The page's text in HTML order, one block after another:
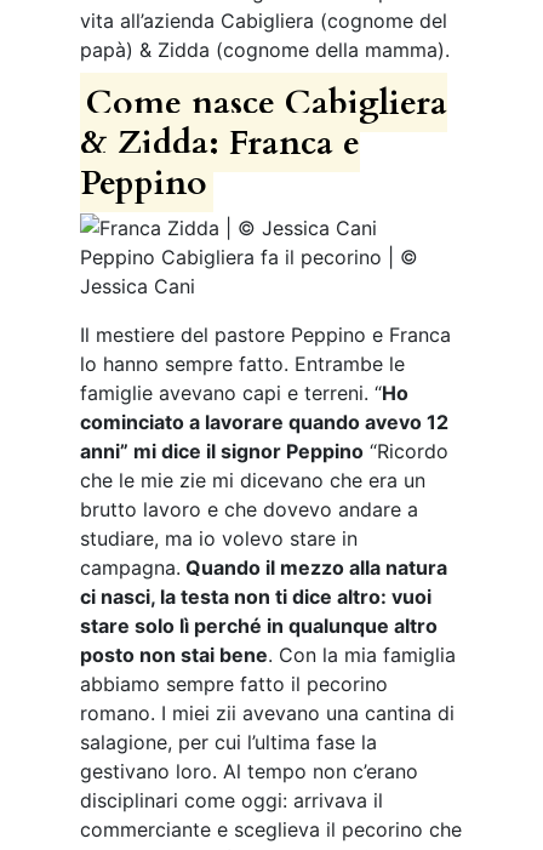
vita all’azienda Cabigliera (cognome del
papà) & Zidda (cognome della mamma).
Come nasce Cabigliera
& Zidda: Franca e
Peppino
Peppino Cabigliera fa il pecorino | ©
Jessica Cani
Il mestiere del pastore Peppino e Franca
lo hanno sempre fatto. Entrambe le
famiglie avevano capi e terreni. “Ho
cominciato a lavorare quando avevo 12
anni” mi dice il signor Peppino“Ricordo
che le mie zie mi dicevano che era un
brutto lavoro e che dovevo andare a
studiare, ma io volevo stare in
campagna. Quando il mezzo alla natura
ci nasci, la testa non ti dice altro: vuoi
stare solo lì perché in qualunque altro
posto non stai bene. Con la mia famiglia
abbiamo sempre fatto il pecorino
romano. I miei zii avevano una cantina di
salagione, per cui l’ultima fase la
gestivano loro. Al tempo non c’erano
disciplinari come oggi: arrivava il
commerciante e sceglieva il pecorino che